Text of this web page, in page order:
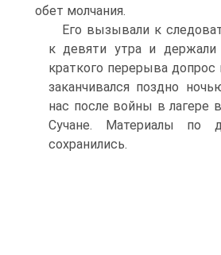
обет молчания.
Его вызывали к
к девяти утра и
краткого перерыва допрос
заканчивался поздно
нас после войны в лагере
Сучане. Материалы по
сохранились.